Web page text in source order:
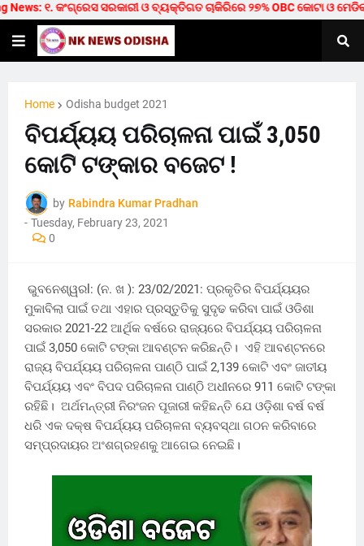
୧. କଂଗ୍ରେସ ସରକାରୀ ଓ ବ୍ୟକ୍ତିଗତ ଚାକିରିରେ ୨୭% OBC କୋଟା ଓ
Home Odisha budget 2021
ବିପର୍ଯ୍ୟୟ ପରିଚାଳନା ପାଇଁ 3,050
କୋଟି ଟଙ୍କାର ବଜେଟ !
by Rabindra Kumar Pradhan
- Tuesday, February 23, 2021
0
ଭୁବନେଶ୍ୱରl: (ନ. ଖ ): 23/02/2021: ପ୍ରକୃତିର ବିପର୍ଯ୍ୟୟର
ମୁକାବିଲା ପାଇଁ ତଥା ଏହାର ପ୍ରସ୍ତୁତିକୁ ସୁଦୃଢ କରିବା ପାଇଁ ଓଡିଶା
ସରକାର 2021-22 ଆର୍ଥିକ ବର୍ଷରେ ରାଜ୍ୟରେ ବିପର୍ଯ୍ୟୟ ପରିଚାଳନା
ପାଇଁ 3,050 କୋଟି ଟଙ୍କା ଆବଣ୍ଟନ କରିଛନ୍ତି। ଏହି ଆବଣ୍ଟନରେ
ରାଜ୍ୟ ବିପର୍ଯ୍ୟୟ ପରିଚାଳନା ପାଣ୍ଠି ପାଇଁ 2,139 କୋଟି ଏବଂ ଜାତୀୟ
ବିପର୍ଯ୍ୟୟ ଏବଂ ବିପଦ ପରିଚାଳନା ପାଣ୍ଠି ଅଧୀନରେ 911 କୋଟି ଟଙ୍କା
ରହିଛି। ଅର୍ଥମନ୍ତ୍ରୀ ନିରଂଜନ ପୂଜାରୀ କହିଛନ୍ତି ଯେ ଓଡ଼ିଶା ବର୍ଷ ବର୍ଷ
ଧରି ଏକ ଦକ୍ଷ ବିପର୍ଯ୍ୟୟ ପରିଚାଳନା ବ୍ୟବସ୍ଥା ଗଠନ କରିବାରେ
ସମ୍ପ୍ରଦାୟର ଅଂଶଗ୍ରହଣକୁ ଆଗେଇ ନେଇଛି।